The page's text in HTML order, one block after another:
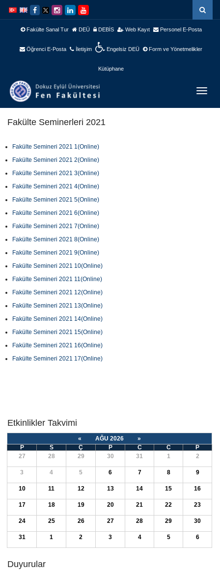
atla
Navigasyona
atla
Fakülte Sanal Tur DEÜ DEBİS Web Kayıt Personel E-Posta
Öğrenci E-Posta İletişim Engelsiz DEÜ Form ve Yönetmelikler
Kütüphane
Fakülte Seminerleri 2021
Fakülte Semineri 2021 1(Online)
Fakülte Semineri 2021 2(Online)
Fakülte Semineri 2021 3(Online)
Fakülte Semineri 2021 4(Online)
Fakülte Semineri 2021 5(Online)
Fakülte Semineri 2021 6(Online)
Fakülte Semineri 2021 7(Online)
Fakülte Semineri 2021 8(Online)
Fakülte Semineri 2021 9(Online)
Fakülte Semineri 2021 10(Online)
Fakülte Semineri 2021 11(Online)
Fakülte Semineri 2021 12(Online)
Fakülte Semineri 2021 13(Online)
Fakülte Semineri 2021 14(Online)
Fakülte Semineri 2021 15(Online)
Fakülte Semineri 2021 16(Online)
Fakülte Semineri 2021 17(Online)
Etkinlikler Takvimi
« AĞU 2026
»
P
S Ç P C C
P
27
28 29 30 31 1 2
3 4 5 6 7 8 9
10 11 12 13 14 15 16
17 18 19 20 21 22 23
24 25 26 27 28 29 30
31 1 2 3 4 5 6
Duyurular
Başvuru Sonuçları